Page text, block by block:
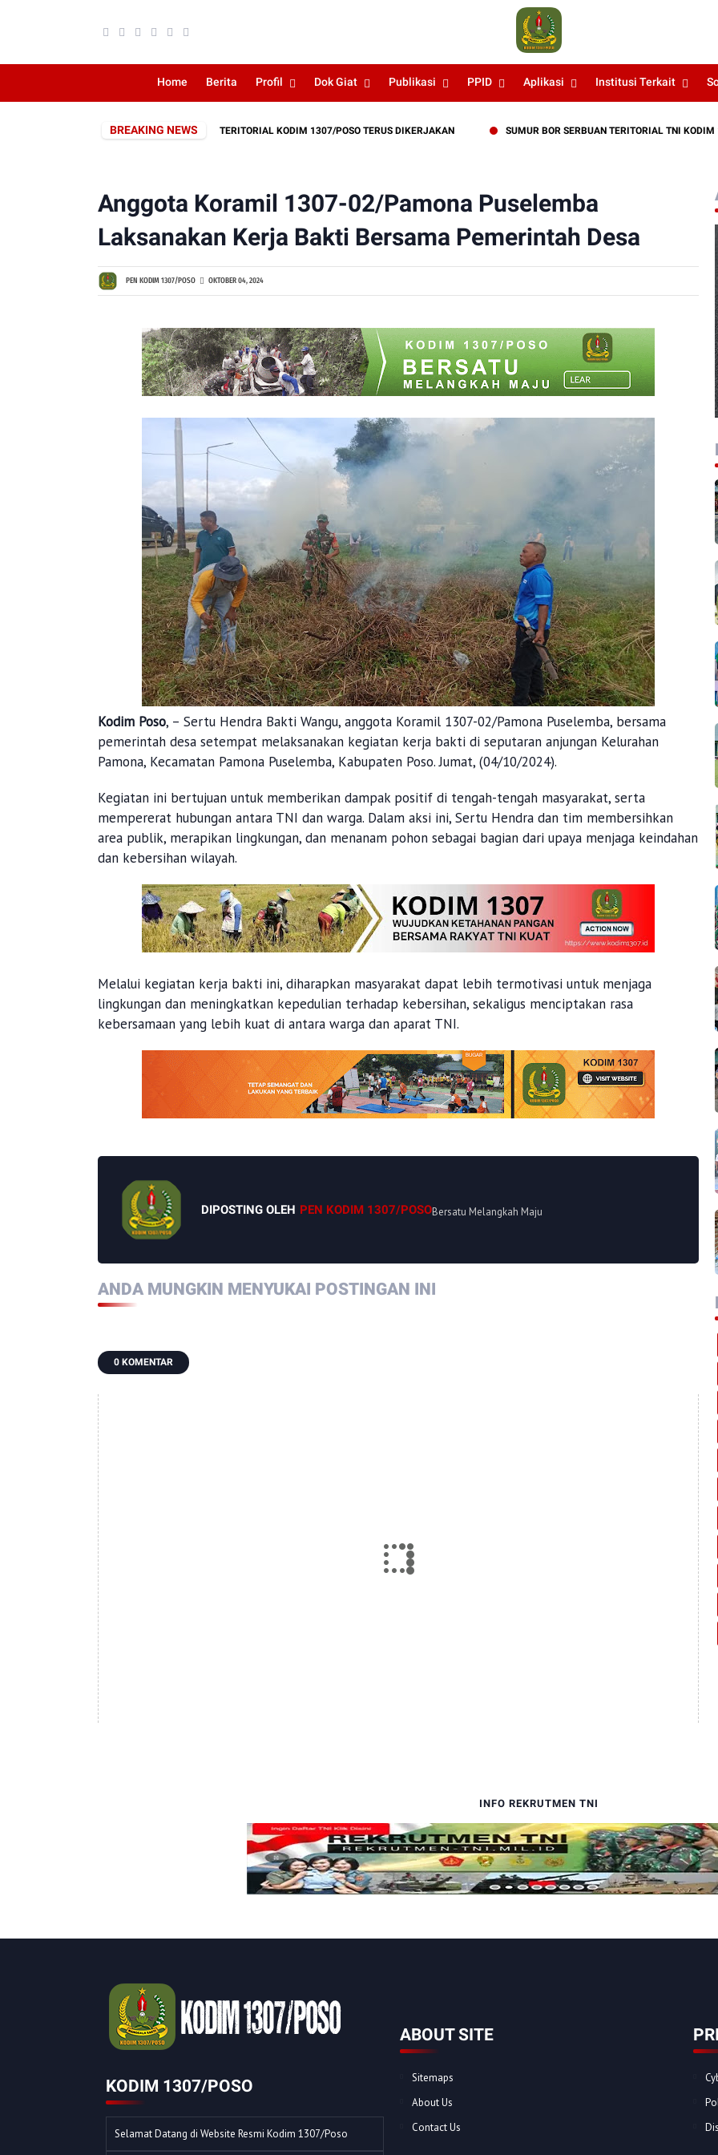
Home Berita Profil Dok Giat Publikasi PPID Aplikasi Institusi Terkait
BREAKING NEWS
PEMBUKAAN JALAN SERBUAN TERITORIAL KODIM 1307/POSO TERUS DIKERJAKAN SUMUR BOR SERBUAN TERITORIAL TNI KODIM
Anggota Koramil 1307-02/Pamona Puselemba
Laksanakan Kerja Bakti Bersama Pemerintah Desa
PEN KODIM 1307/POSO OKTOBER 04, 2024
Kodim Poso, – Sertu Hendra Bakti Wangu, anggota Koramil 1307-02/Pamona Puselemba, bersama
pemerintah desa setempat melaksanakan kegiatan kerja bakti di seputaran anjungan Kelurahan
Pamona, Kecamatan Pamona Puselemba, Kabupaten Poso. Jumat, (04/10/2024).
Kegiatan ini bertujuan untuk memberikan dampak positif di tengah-tengah masyarakat, serta
mempererat hubungan antara TNI dan warga. Dalam aksi ini, Sertu Hendra dan tim membersihkan
area publik, merapikan lingkungan, dan menanam pohon sebagai bagian dari upaya menjaga keindahan
dan kebersihan wilayah.
Melalui kegiatan kerja bakti ini, diharapkan masyarakat dapat lebih termotivasi untuk menjaga
lingkungan dan meningkatkan kepedulian terhadap kebersihan, sekaligus menciptakan rasa
kebersamaan yang lebih kuat di antara warga dan aparat TNI.
DIPOSTING OLEH PEN KODIM 1307/POSOBersatu Melangkah Maju
ANDA MUNGKIN MENYUKAI POSTINGAN INI
0 KOMENTAR
INFO REKRUTMEN TNI
KODIM 1307/POSO
Selamat Datang di Website Resmi Kodim 1307/Poso
ABOUT SITE
Sitemaps
About Us
Contact Us